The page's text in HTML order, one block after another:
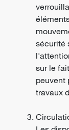
sécurité
sur le
peuvent
travaux